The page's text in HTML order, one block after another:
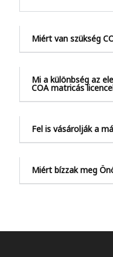
Miért van szükség
Mi a különbség az
COA matricás
Fel is vásárolják a
Miért bízzak meg